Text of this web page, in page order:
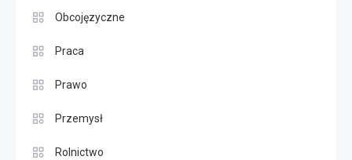
Obcojęzyczne
Praca
Prawo
Przemysł
Rolnictwo